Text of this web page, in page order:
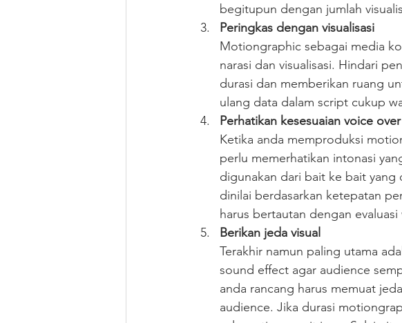
begitupun dengan jumlah
Peringkas dengan visualisasi
Motiongraphic sebagai media
narasi dan visualisasi. Hindari
durasi dan memberikan ruang
ulang data dalam script cukup
Perhatikan kesesuaian voice over
Ketika anda memproduksi
perlu memerhatikan intonasi
digunakan dari bait ke bait yang
dinilai berdasarkan ketepatan
harus bertautan dengan evaluasi
Berikan jeda visual
Terakhir namun paling utama
sound effect agar audience
anda rancang harus memuat
audience. Jika durasi